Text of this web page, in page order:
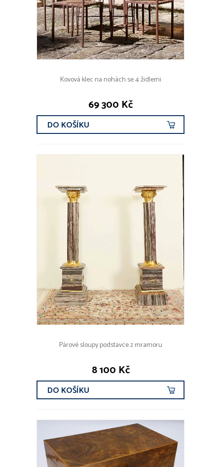
Kovová klec na nohách se 4 židlemi
69 300 Kč
DO KOŠÍKU
Párové sloupy podstavce z mramoru
8 100 Kč
DO KOŠÍKU